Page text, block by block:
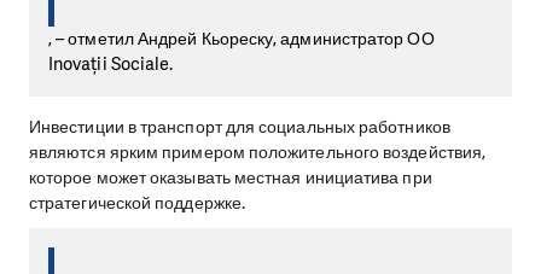
, – отметил Андрей Кьореску, администратор ОО
Inovații Sociale.
Инвестиции в транспорт для социальных работников
являются ярким примером положительного воздействия,
которое может оказывать местная инициатива при
стратегической поддержке.